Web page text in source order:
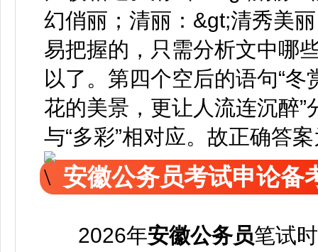
幻俏丽；清丽：&gt;清秀美
易把握的，只需分析文中哪
以了。第四个空后的语句“
花的美景，更让人流连沉醉
与“多彩”相对应。故正确答
安徽公务员考试申论备
2026年安徽公务员笔试